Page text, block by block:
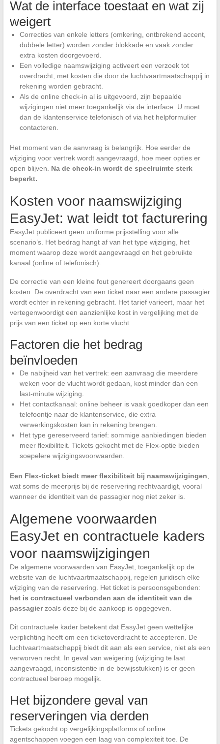
Wat de interface toestaat en wat zij
weigert
Correcties van enkele letters (omkering, ontbrekend accent,
dubbele letter) worden zonder blokkade en vaak zonder
extra kosten doorgevoerd.
Een volledige naamswijziging activeert een verzoek tot
overdracht, met kosten die door de luchtvaartmaatschappij in
rekening worden gebracht.
Als de online check-in al is uitgevoerd, zijn bepaalde
wijzigingen niet meer toegankelijk via de interface. U moet
dan de klantenservice telefonisch of via het helpformulier
contacteren.
Het moment van de aanvraag is belangrijk. Hoe eerder de
wijziging voor vertrek wordt aangevraagd, hoe meer opties er
open blijven. Na de check-in wordt de speelruimte sterk
beperkt.
Kosten voor naamswijziging
EasyJet: wat leidt tot facturering
EasyJet publiceert geen uniforme prijsstelling voor alle
scenario’s. Het bedrag hangt af van het type wijziging, het
moment waarop deze wordt aangevraagd en het gebruikte
kanaal (online of telefonisch).
De correctie van een kleine fout genereert doorgaans geen
kosten. De overdracht van een ticket naar een andere passagier
wordt echter in rekening gebracht. Het tarief varieert, maar het
vertegenwoordigt een aanzienlijke kost in vergelijking met de
prijs van een ticket op een korte vlucht.
Factoren die het bedrag
beïnvloeden
De nabijheid van het vertrek: een aanvraag die meerdere
weken voor de vlucht wordt gedaan, kost minder dan een
last-minute wijziging.
Het contactkanaal: online beheer is vaak goedkoper dan een
telefoontje naar de klantenservice, die extra
verwerkingskosten kan in rekening brengen.
Het type gereserveerd tarief: sommige aanbiedingen bieden
meer flexibiliteit. Tickets gekocht met de Flex-optie bieden
soepelere wijzigingsvoorwaarden.
Een Flex-ticket biedt meer flexibiliteit bij naamswijzigingen,
wat soms de meerprijs bij de reservering rechtvaardigt, vooral
wanneer de identiteit van de passagier nog niet zeker is.
Algemene voorwaarden
EasyJet en contractuele kaders
voor naamswijzigingen
De algemene voorwaarden van EasyJet, toegankelijk op de
website van de luchtvaartmaatschappij, regelen juridisch elke
wijziging van de reservering. Het ticket is persoonsgebonden:
het is contractueel verbonden aan de identiteit van de
passagierzoals deze bij de aankoop is opgegeven.
Dit contractuele kader betekent dat EasyJet geen wettelijke
verplichting heeft om een ticketoverdracht te accepteren. De
luchtvaartmaatschappij biedt dit aan als een service, niet als een
verworven recht. In geval van weigering (wijziging te laat
aangevraagd, inconsistentie in de bewijsstukken) is er geen
contractueel beroep mogelijk.
Het bijzondere geval van
reserveringen via derden
Tickets gekocht op vergelijkingsplatforms of online
agentschappen voegen een laag van complexiteit toe. De